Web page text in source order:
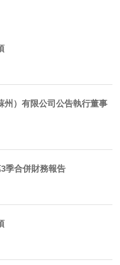
州）有限公司公告執行董事
季合併財務報告